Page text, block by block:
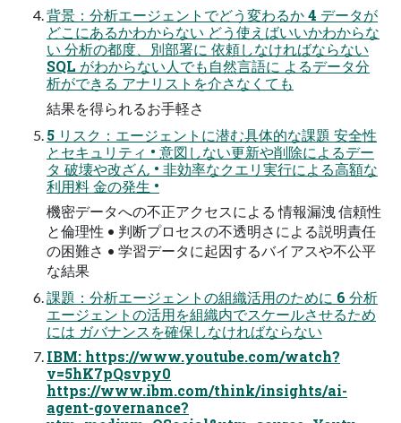
背景：分析エージェントでどう変わるか 4 データが
どこにあるかわからない どう使えばいいかわからな
い 分析の都度、別部署に 依頼しなければならない
SQL がわからない人でも自然言語に よるデータ分
析ができる アナリストを介さなくても
結果を得られるお手軽さ
5 リスク：エージェントに潜む具体的な課題 安全性
とセキュリティ • 意図しない更新や削除によるデー
タ 破壊や改ざん • 非効率なクエリ実行による高額な
利用料 金の発生 •
機密データへの不正アクセスによる 情報漏洩 信頼性
と倫理性 • 判断プロセスの不透明さによる説明責任
の困難さ • 学習データに起因するバイアスや不公平
な結果
課題：分析エージェントの組織活用のために 6 分析
エージェントの活用を組織内でスケールさせるため
には ガバナンスを確保しなければならない
IBM: https://www.youtube.com/watch?
v=5hK7pQsvpy0
https://www.ibm.com/think/insights/ai-
agent-governance?